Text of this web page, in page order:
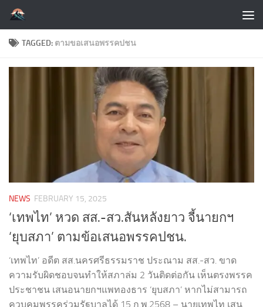
Skip to content
TAGGED: ตามขอเสนอพรรคปชน
NEWS FEBRUARY 15, 2025
‘เทพไท’ หวด สส.-สว.สันหลังยาว จี้นายกฯ
‘ยุบสภา’ ตามข้อเสนอพรรคปชน.
‘เทพไท’ อดีต สส.นครศรีธรรมราช ประณาม สส.-สว. ขาด
ความรับผิดชอบจนทำให้สภาล่ม 2 วันติดต่อกัน เห็นตรงพรรค
ประชาชน เสนอนายกฯแพทองธาร ‘ยุบสภา’ หากไม่สามารถ
ควบคุมพรรคร่วมรัฐบาลได้ 15 ก.พ.2568 – นายเทพไท เสน